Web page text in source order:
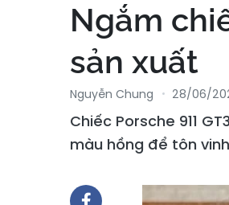
Ngắm
sản xuất
Nguyễn Chung 28/06/
Chiếc Porsche 911
màu hồng để tôn